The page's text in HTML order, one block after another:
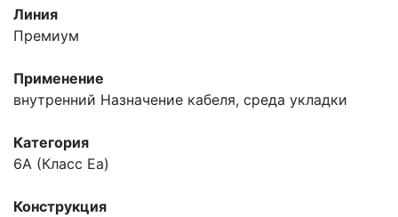
Линия
Премиум
Применение
внутренний Назначение кабеля, среда укладки
Категория
6A (Класс Ea)
Конструкция